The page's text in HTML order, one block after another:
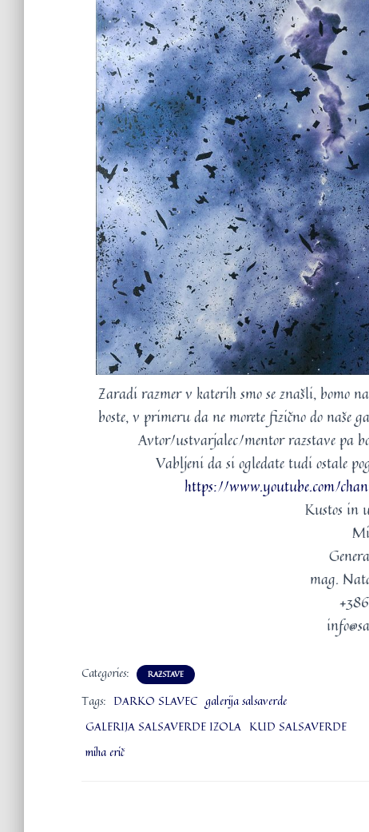
Zaradi razmer v katerih smo se znašli, bomo
boste, v primeru da ne morete fizično do naše
Avtor/ustvarjalec/mentor razstave pa
Vabljeni da si ogledate tudi ostale
https://www.youtube.com/
Kustos in
mag.
Categories: RAZSTAVE
Tags: DARKO SLAVEC galerija salsaverde
GALERIJA SALSAVERDE IZOLA KUD SALSAVERDE
miha erič